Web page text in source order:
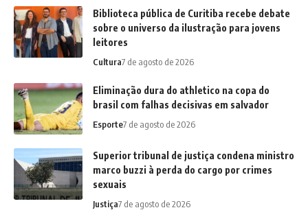
Biblioteca pública de Curitiba recebe debate
sobre o universo da ilustração para jovens
leitores
Cultura7 de agosto de 2026
Eliminação dura do athletico na copa do
brasil com falhas decisivas em salvador
Esporte7 de agosto de 2026
Superior tribunal de justiça condena ministro
marco buzzi à perda do cargo por crimes
sexuais
Justiça7 de agosto de 2026